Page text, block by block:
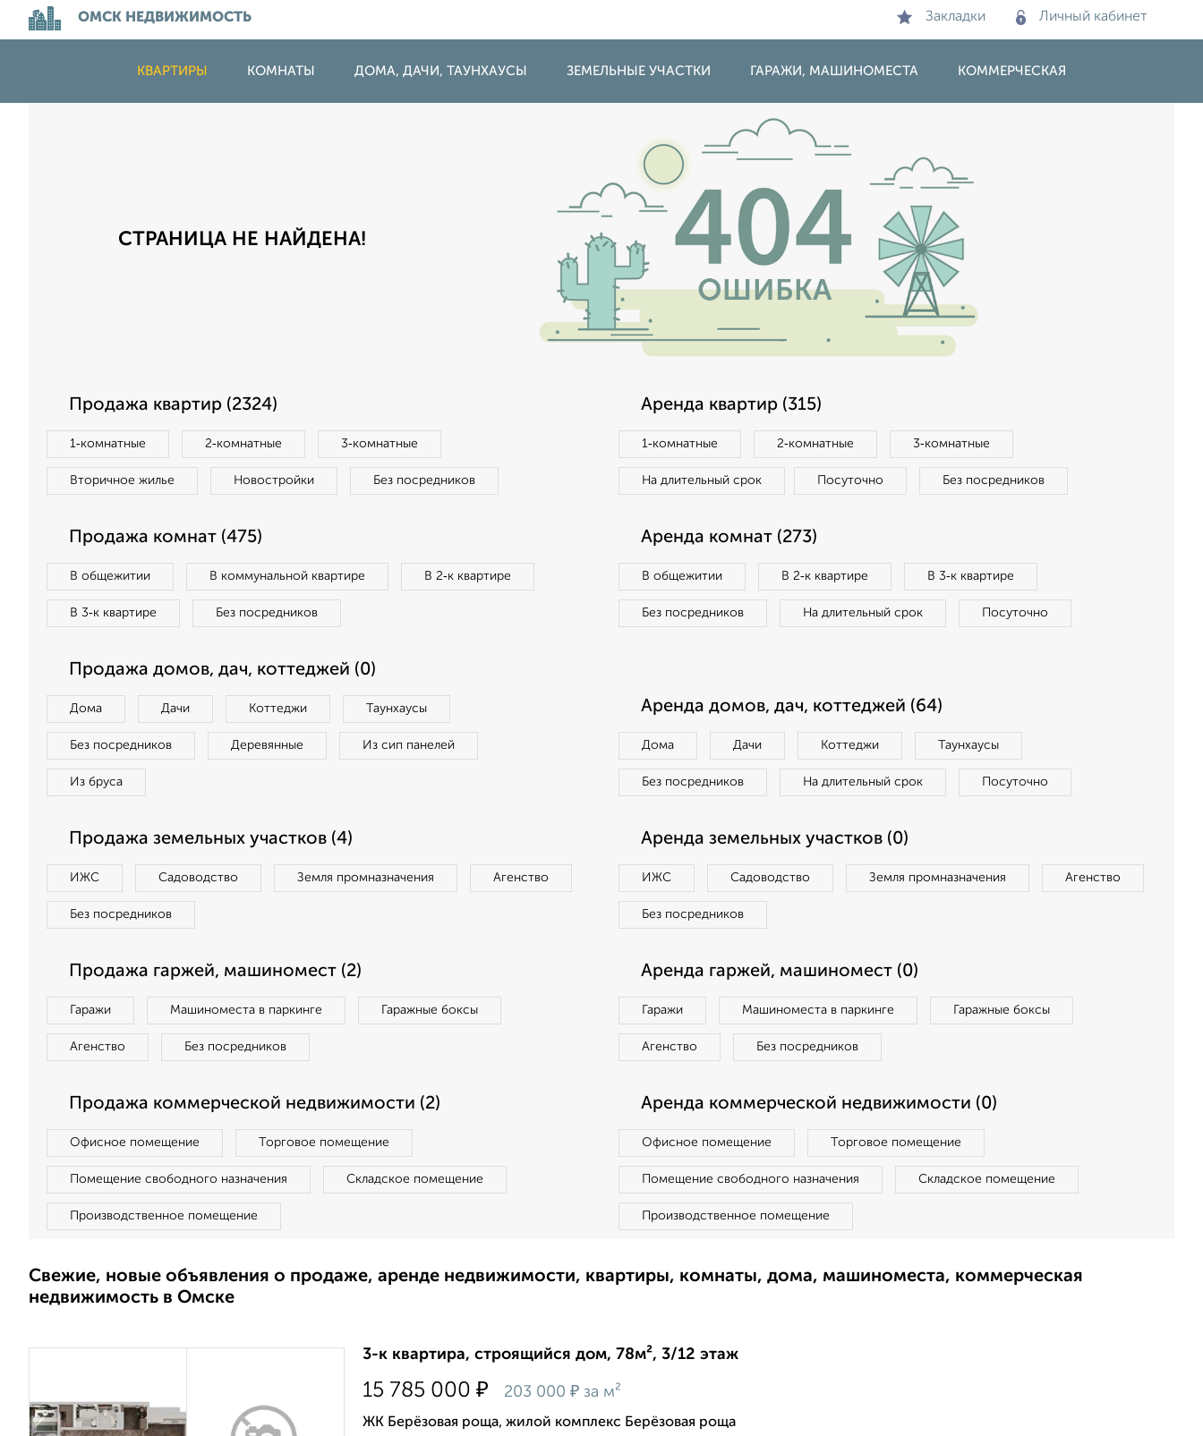
ОМСК НЕДВИЖИМОСТЬ Закладки Личный кабинет
КВАРТИРЫ КОМНАТЫ ДОМА, ДАЧИ, ТАУНХАУСЫ ЗЕМЕЛЬНЫЕ УЧАСТКИ ГАРАЖИ, МАШИНОМЕСТА КОММЕРЧЕСКАЯ
СТРАНИЦА НЕ НАЙДЕНА!
Продажа квартир (2324)
1‑комнатные 2‑комнатные 3‑комнатные
Вторичное жилье Новостройки Без посредников
Аренда квартир (315)
1‑комнатные 2‑комнатные 3‑комнатные
На длительный срок Посуточно Без посредников
Продажа комнат (475)
В общежитии В коммунальной квартире В 2‑к квартире
В 3‑к квартире Без посредников
Аренда комнат (273)
В общежитии В 2‑к квартире В 3‑к квартире
Без посредников На длительный срок Посуточно
Продажа домов, дач, коттеджей (0)
Дома Дачи Коттеджи Таунхаусы
Без посредников Деревянные Из сип панелей
Из бруса
Аренда домов, дач, коттеджей (64)
Дома Дачи Коттеджи Таунхаусы
Без посредников На длительный срок Посуточно
Продажа земельных участков (4)
ИЖС Садоводство Земля промназначения Агенство
Без посредников
Аренда земельных участков (0)
ИЖС Садоводство Земля промназначения Агенство
Без посредников
Продажа гаржей, машиномест (2)
Гаражи Машиноместа в паркинге Гаражные боксы
Агенство Без посредников
Аренда гаржей, машиномест (0)
Гаражи Машиноместа в паркинге Гаражные боксы
Агенство Без посредников
Продажа коммерческой недвижимости (2)
Офисное помещение Торговое помещение
Помещение свободного назначения Складское помещение
Производственное помещение
Аренда коммерческой недвижимости (0)
Офисное помещение Торговое помещение
Помещение свободного назначения Складское помещение
Производственное помещение
Свежие, новые объявления о продаже, аренде недвижимости, квартиры, комнаты, дома, машиноместа, коммерческая
недвижимость в Омске
3-к квартира, строящийся дом, 78м², 3/12 этаж
15 785 000 ₽ 203 000 ₽ за м²
ЖК Берёзовая роща, жилой комплекс Берёзовая роща